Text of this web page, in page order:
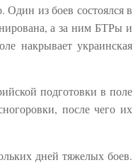
из боев состоялся в
а за ним БТРы и
накрывает украинская
подготовки в поле
после чего их
дней тяжелых боев.